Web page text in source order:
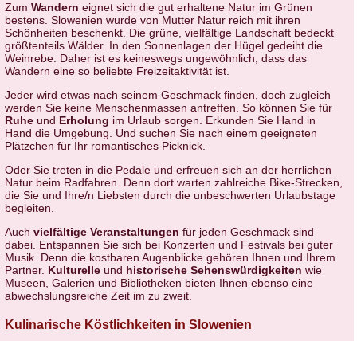
Zum Wandern eignet sich die gut erhaltene Natur im Grünen
bestens. Slowenien wurde von Mutter Natur reich mit ihren
Schönheiten beschenkt. Die grüne, vielfältige Landschaft bedeckt
größtenteils Wälder. In den Sonnenlagen der Hügel gedeiht die
Weinrebe. Daher ist es keineswegs ungewöhnlich, dass das
Wandern eine so beliebte Freizeitaktivität ist.
Jeder wird etwas nach seinem Geschmack finden, doch zugleich
werden Sie keine Menschenmassen antreffen. So können Sie für
Ruhe und Erholung im Urlaub sorgen. Erkunden Sie Hand in
Hand die Umgebung. Und suchen Sie nach einem geeigneten
Plätzchen für Ihr romantisches Picknick.
Oder Sie treten in die Pedale und erfreuen sich an der herrlichen
Natur beim Radfahren. Denn dort warten zahlreiche Bike-Strecken,
die Sie und Ihre/n Liebsten durch die unbeschwerten Urlaubstage
begleiten.
Auch vielfältige Veranstaltungen für jeden Geschmack sind
dabei. Entspannen Sie sich bei Konzerten und Festivals bei guter
Musik. Denn die kostbaren Augenblicke gehören Ihnen und Ihrem
Partner. Kulturelle und historische Sehenswürdigkeiten wie
Museen, Galerien und Bibliotheken bieten Ihnen ebenso eine
abwechslungsreiche Zeit im zu zweit.
Kulinarische Köstlichkeiten in Slowenien